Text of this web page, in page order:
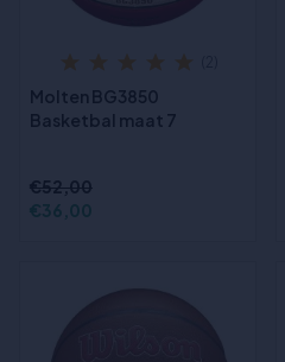
Molten BG3850
Basketbal maat 7
€52,00
€36,00